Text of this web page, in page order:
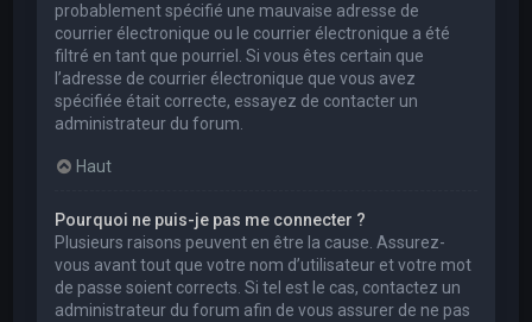
probablement spécifié une mauvaise adresse de
courrier électronique ou le courrier électronique a été
filtré en tant que pourriel. Si vous êtes certain que
l’adresse de courrier électronique que vous avez
spécifiée était correcte, essayez de contacter un
administrateur du forum.
Haut
Pourquoi ne puis-je pas me connecter ?
Plusieurs raisons peuvent en être la cause. Assurez-
vous avant tout que votre nom d’utilisateur et votre mot
de passe soient corrects. Si tel est le cas, contactez un
administrateur du forum afin de vous assurer de ne pas